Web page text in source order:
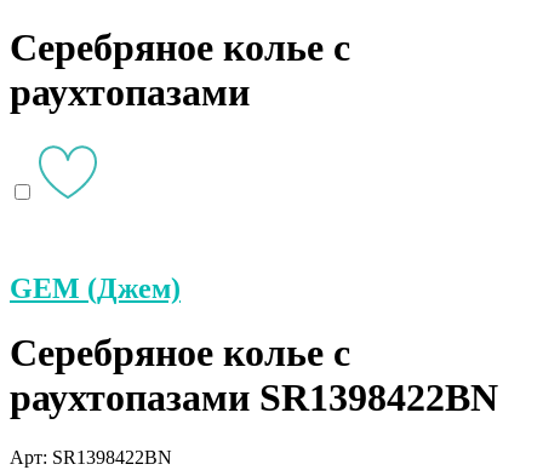
Серебряное колье с
раухтопазами
GEM (Джем)
Серебряное колье с
раухтопазами SR1398422BN
Арт: SR1398422BN